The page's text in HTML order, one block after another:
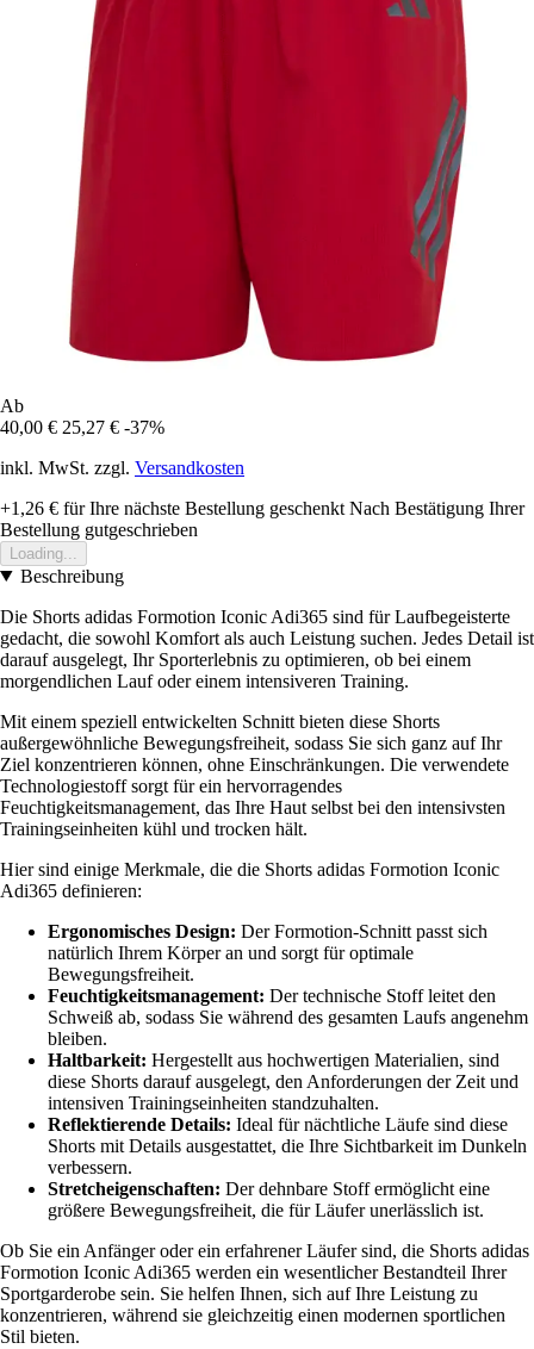
Ab
40,00 € 25,27 € -37%
inkl. MwSt. zzgl. Versandkosten
+1,26 € für Ihre nächste Bestellung geschenkt Nach Bestätigung Ihrer
Bestellung gutgeschrieben
Loading...
Beschreibung
Die Shorts adidas Formotion Iconic Adi365 sind für Laufbegeisterte
gedacht, die sowohl Komfort als auch Leistung suchen. Jedes Detail ist
darauf ausgelegt, Ihr Sporterlebnis zu optimieren, ob bei einem
morgendlichen Lauf oder einem intensiveren Training.
Mit einem speziell entwickelten Schnitt bieten diese Shorts
außergewöhnliche Bewegungsfreiheit, sodass Sie sich ganz auf Ihr
Ziel konzentrieren können, ohne Einschränkungen. Die verwendete
Technologiestoff sorgt für ein hervorragendes
Feuchtigkeitsmanagement, das Ihre Haut selbst bei den intensivsten
Trainingseinheiten kühl und trocken hält.
Hier sind einige Merkmale, die die Shorts adidas Formotion Iconic
Adi365 definieren:
Ergonomisches Design: Der Formotion-Schnitt passt sich
natürlich Ihrem Körper an und sorgt für optimale
Bewegungsfreiheit.
Feuchtigkeitsmanagement: Der technische Stoff leitet den
Schweiß ab, sodass Sie während des gesamten Laufs angenehm
bleiben.
Haltbarkeit: Hergestellt aus hochwertigen Materialien, sind
diese Shorts darauf ausgelegt, den Anforderungen der Zeit und
intensiven Trainingseinheiten standzuhalten.
Reflektierende Details: Ideal für nächtliche Läufe sind diese
Shorts mit Details ausgestattet, die Ihre Sichtbarkeit im Dunkeln
verbessern.
Stretcheigenschaften: Der dehnbare Stoff ermöglicht eine
größere Bewegungsfreiheit, die für Läufer unerlässlich ist.
Ob Sie ein Anfänger oder ein erfahrener Läufer sind, die Shorts adidas
Formotion Iconic Adi365 werden ein wesentlicher Bestandteil Ihrer
Sportgarderobe sein. Sie helfen Ihnen, sich auf Ihre Leistung zu
konzentrieren, während sie gleichzeitig einen modernen sportlichen
Stil bieten.